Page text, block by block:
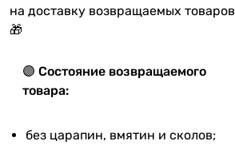
на доставку возвращаемых товаров
🎁
🟣 Состояние возвращаемого
товара:
без царапин, вмятин и сколов;